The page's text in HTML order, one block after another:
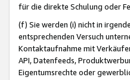
für die direkte Schulung oder
(f) Sie werden (i) nicht in
entsprechenden Versuch
Kontaktaufnahme mit
API, Datenfeeds,
Eigentumsrechte oder